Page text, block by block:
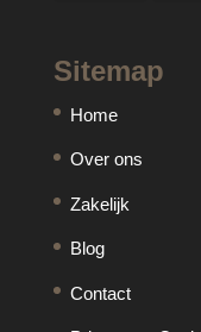
Sitemap
Home
Over ons
Zakelijk
Blog
Contact